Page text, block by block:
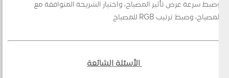
وضبط سرعة عرض تأثير المصباح، واختيار الشريحة المتوافقة مع
المصباح، وضبط ترتيب RGB للمصباح
الأسئلة الشائعة